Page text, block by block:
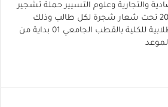
والتجارية وعلوم التسيير حملة تشجير
يوم الثلاثاء 15 نوفمبر 2022 تحت شعار شجرة لكل طالب وذلك
بمشاركة من النوادي الطلابية للكلية بالقطب الجامعي 01 بداية من